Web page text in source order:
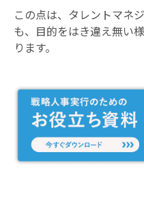
この点は、タレントマネ
も、目的をはき違え無い
ります。